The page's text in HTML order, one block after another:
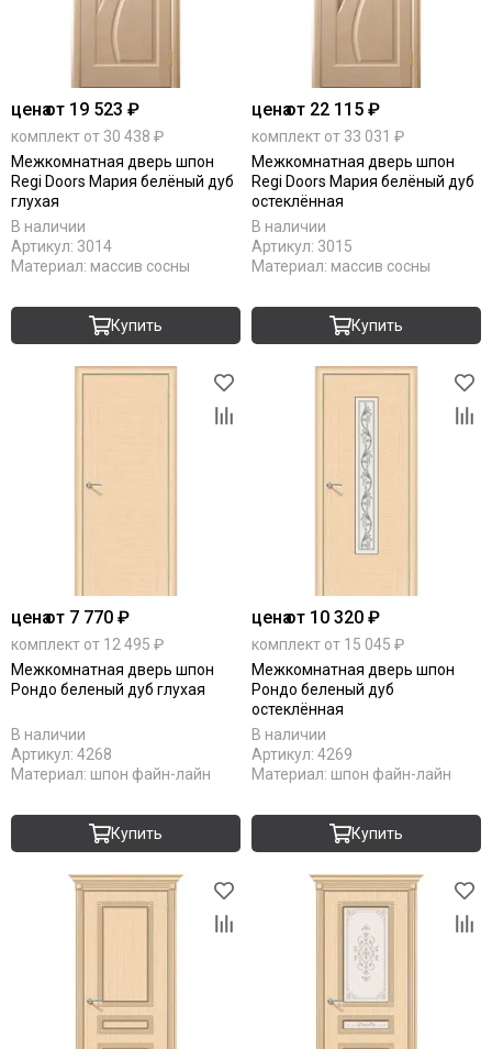
Original oak
RAL 7044
RAL 7016
RAL 9010
Stone oak
White silk
Под покраску
ценаот 19 523 ₽
комплект от 30 438 ₽
Межкомнатная дверь шпон
Regi Doors Мария белёный дуб
глухая
В наличии
Артикул: 3014
Материал: массив сосны
Купить
ценаот 22 115 ₽
комплект от 33 031 ₽
Межкомнатная дверь шпон
Regi Doors Мария белёный дуб
остеклённая
В наличии
Артикул: 3015
Материал: массив сосны
Купить
ценаот 7 770 ₽
комплект от 12 495 ₽
Межкомнатная дверь шпон
Рондо беленый дуб глухая
В наличии
Артикул: 4268
Материал: шпон файн-лайн
Купить
ценаот 10 320 ₽
комплект от 15 045 ₽
Межкомнатная дверь шпон
Рондо беленый дуб
остеклённая
В наличии
Артикул: 4269
Материал: шпон файн-лайн
Купить